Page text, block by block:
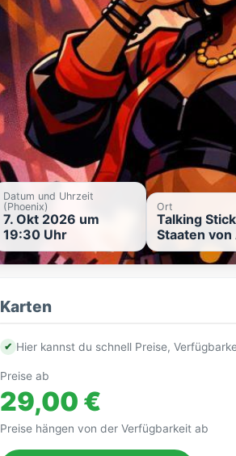
Datum und Uhrzeit
(Phoenix)
7. Okt 2026 um
19:30 Uhr
Ort
Talking
Staaten
Karten
✔ Hier kannst du schnell Preise,
Preise ab
29,00 €
Preise hängen von der Verfügbarkeit ab